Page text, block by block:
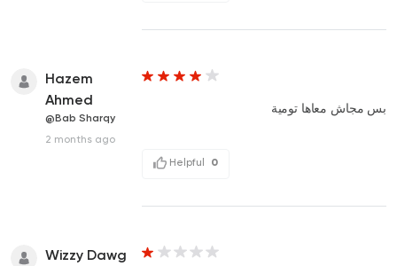
Hazem
Ahmed
@Bab Sharqy
2 months ago
بس مجاش معاها تومية
Helpful 0
Wizzy Dawg